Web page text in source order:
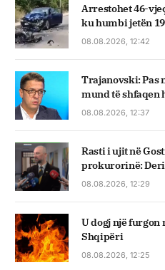
Arrestohet 46-
ku humbi jetën
08.08.2026, 12:42
Trajanovski: Pas
mund të shfaqen
08.08.2026, 12:37
Rasti i ujit në
prokurorinë:
08.08.2026, 12:29
U dogj një furgon
Shqipëri
08.08.2026, 12:25